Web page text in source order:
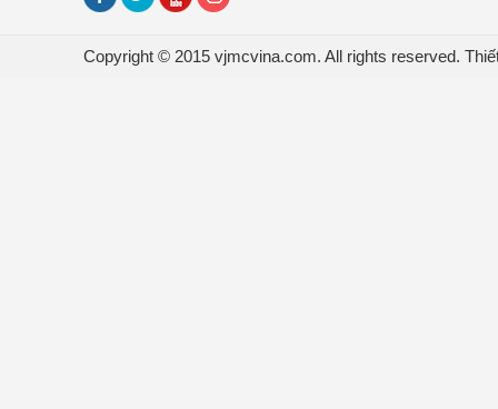
Copyright © 2015 vjmcvina.com. All rights reserved.